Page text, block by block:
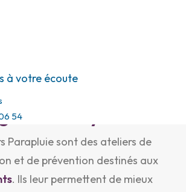
à votre écoute
54
et faire
aux conflits
et les lycées.
Parapluie sont des ateliers de
et de prévention destinés aux
. Ils leur permettent de mieux